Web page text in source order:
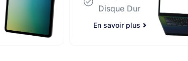
Disque Dur
En savoir plus